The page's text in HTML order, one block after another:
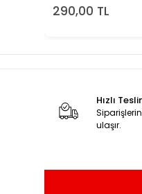
290,00 TL
Hızlı
ulaşır.